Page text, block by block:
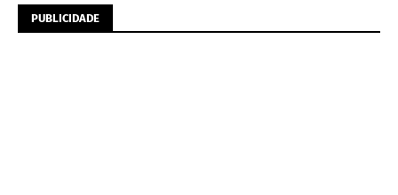
PUBLICIDADE